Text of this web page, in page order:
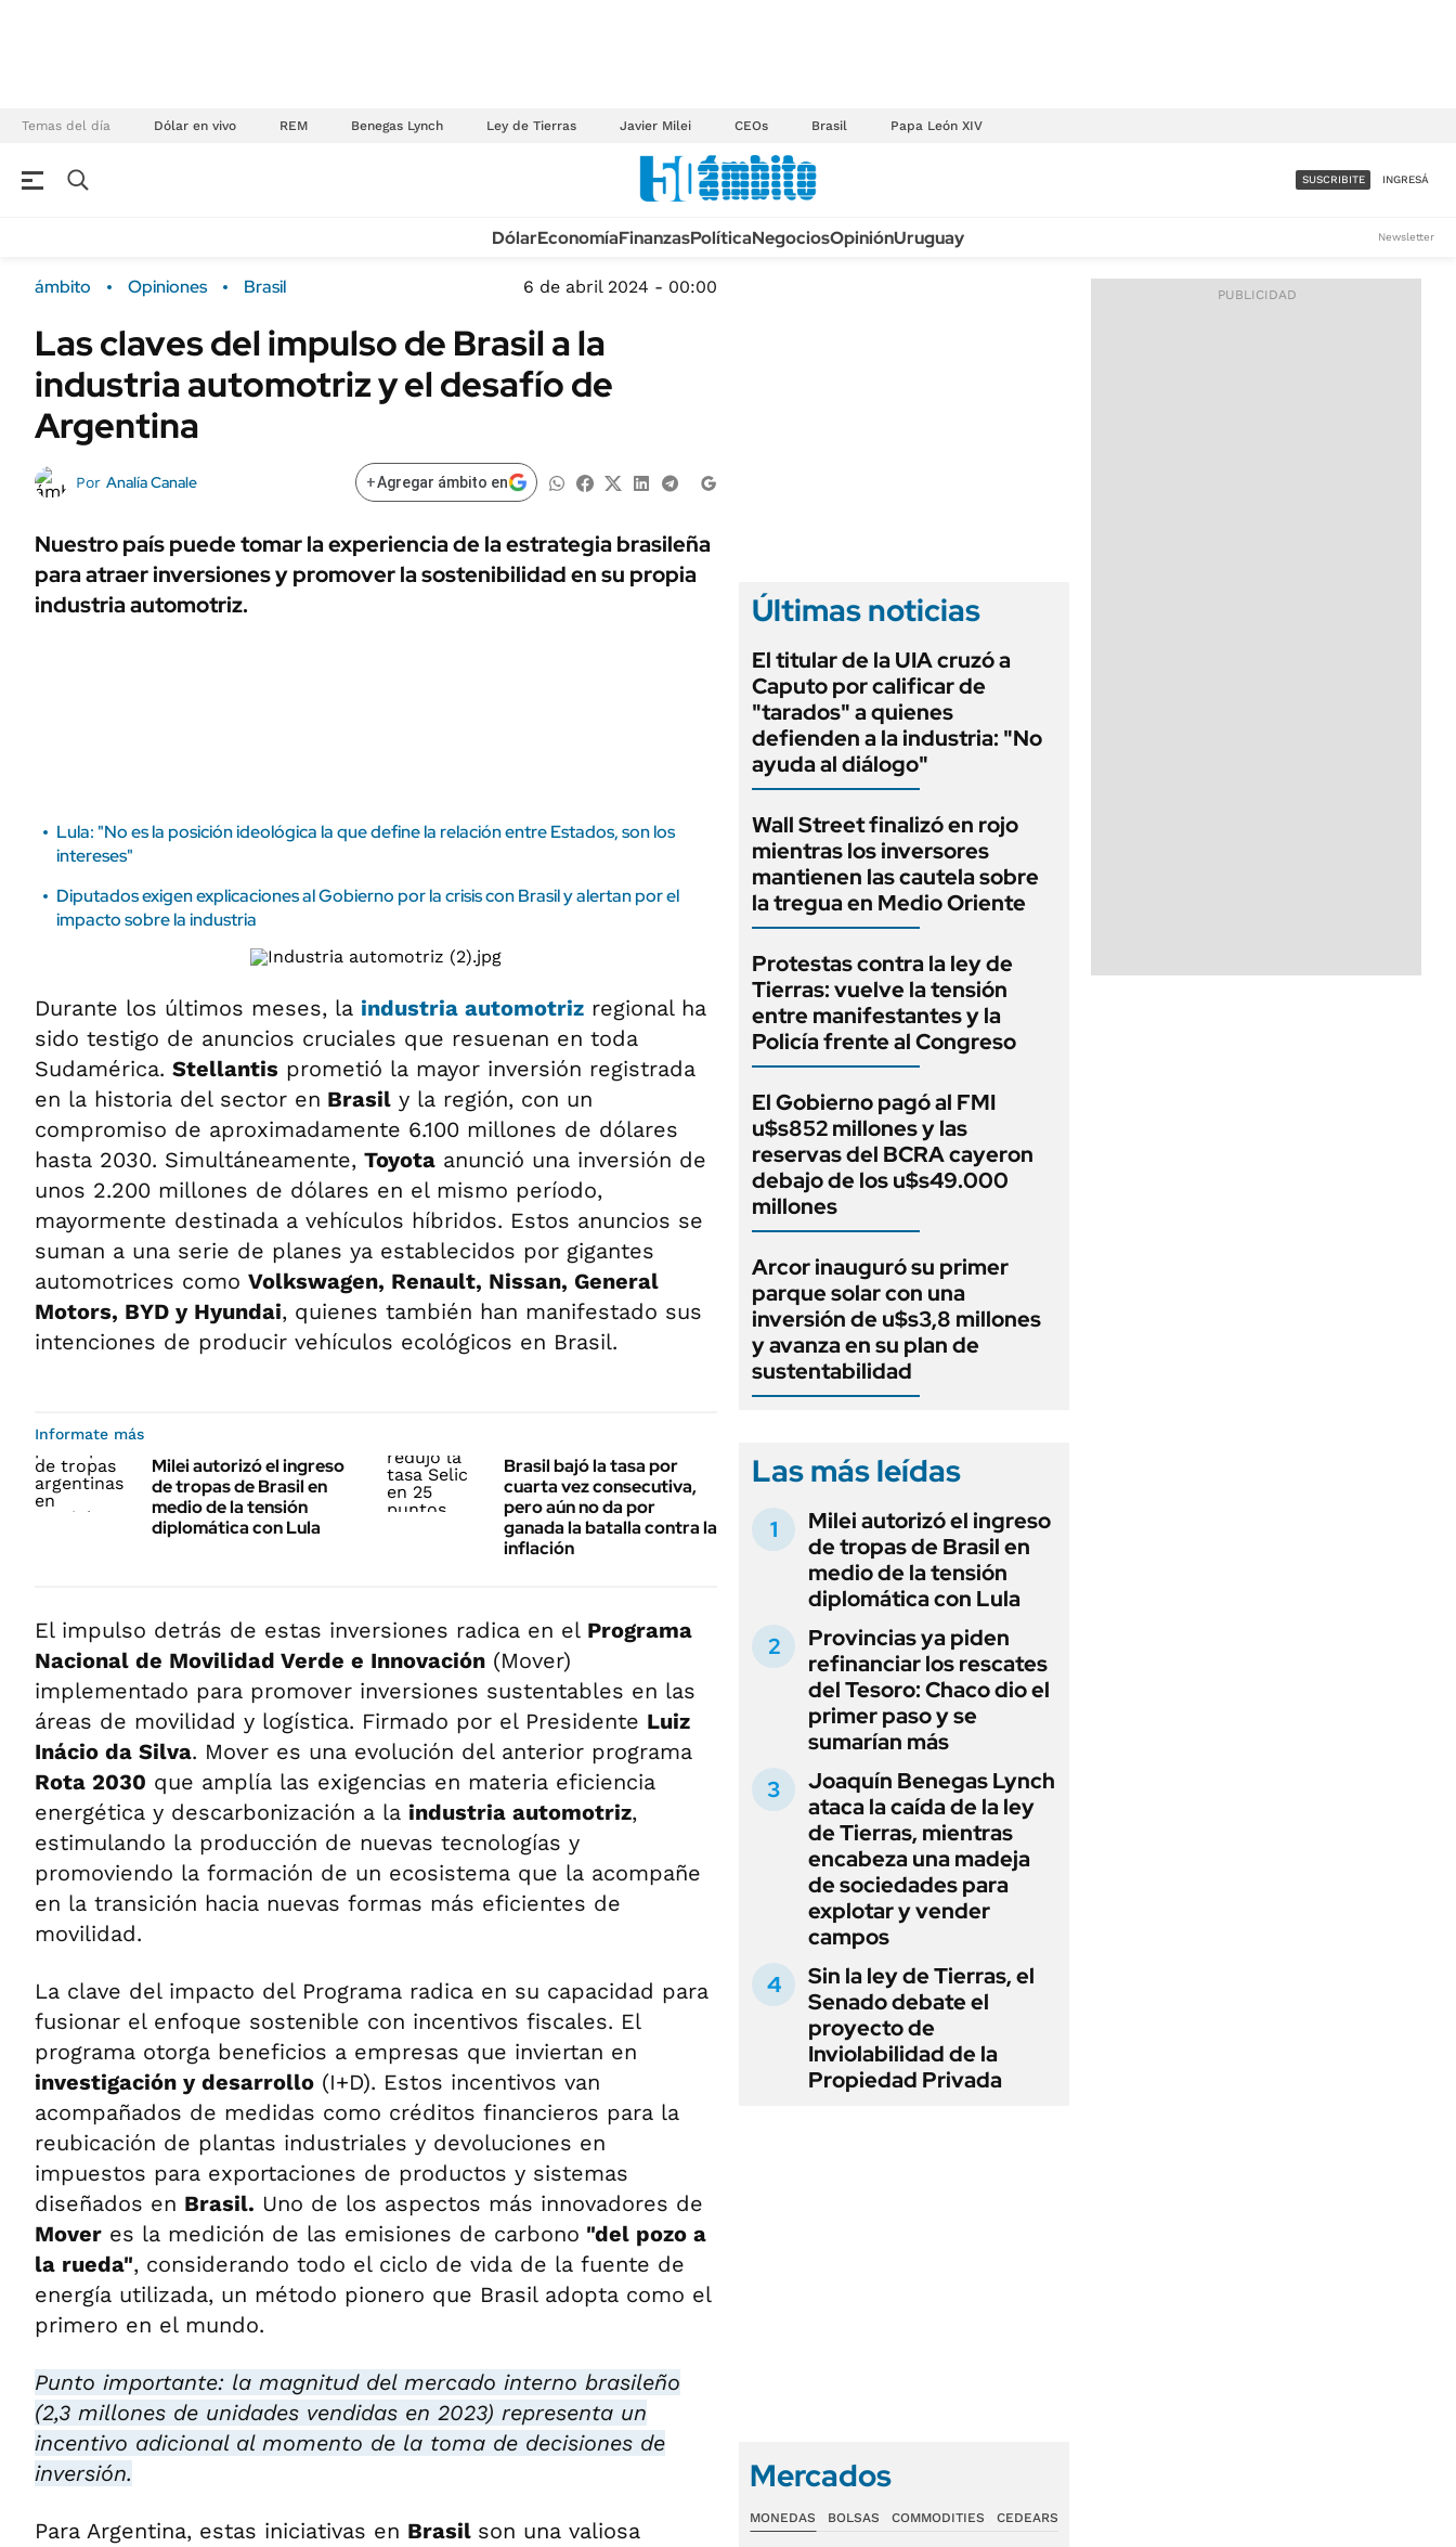
Temas del día Dólar en vivo REM Benegas Lynch Ley de Tierras Javier Milei CEOs Brasil Papa León XIV
Campo
FINANZAS
Dólar
ÁMBITO DEBATE
Sustentabilidad
Seguros
ENERGY REPORT
URUGUAY
TECNOLOGÍA
MÉXICO
MUNDO
INFORMACIÓN GENERAL
AUTOS
ACCESO FULL - $1.800/MES
SUSCRIBITE INGRESÁ
DólarEconomíaFinanzasPolíticaNegociosOpiniónUruguay Newsletter
ámbito Opiniones Brasil 6 de abril 2024 - 00:00
Las claves del impulso de Brasil a la
industria automotriz y el desafío de
Argentina
Por Analía Canale +Agregar ámbito en
Nuestro país puede tomar la experiencia de la estrategia brasileña
para atraer inversiones y promover la sostenibilidad en su propia
industria automotriz.
Lula: "No es la posición ideológica la que define la relación entre Estados, son los
intereses"
Diputados exigen explicaciones al Gobierno por la crisis con Brasil y alertan por el
impacto sobre la industria
Durante los últimos meses, la industria automotriz regional ha
sido testigo de anuncios cruciales que resuenan en toda
Sudamérica. Stellantis prometió la mayor inversión registrada
en la historia del sector en Brasil y la región, con un
compromiso de aproximadamente 6.100 millones de dólares
hasta 2030. Simultáneamente, Toyota anunció una inversión de
unos 2.200 millones de dólares en el mismo período,
mayormente destinada a vehículos híbridos. Estos anuncios se
suman a una serie de planes ya establecidos por gigantes
automotrices como Volkswagen, Renault, Nissan, General
Motors, BYD y Hyundai, quienes también han manifestado sus
intenciones de producir vehículos ecológicos en Brasil.
Informate más
Milei autorizó el ingreso
de tropas de Brasil en
medio de la tensión
diplomática con Lula
Brasil bajó la tasa por
cuarta vez consecutiva,
pero aún no da por
ganada la batalla contra la
inflación
El impulso detrás de estas inversiones radica en el Programa
Nacional de Movilidad Verde e Innovación (Mover)
implementado para promover inversiones sustentables en las
áreas de movilidad y logística. Firmado por el Presidente Luiz
Inácio da Silva. Mover es una evolución del anterior programa
Rota 2030 que amplía las exigencias en materia eficiencia
energética y descarbonización a la industria automotriz,
estimulando la producción de nuevas tecnologías y
promoviendo la formación de un ecosistema que la acompañe
en la transición hacia nuevas formas más eficientes de
movilidad.
La clave del impacto del Programa radica en su capacidad para
fusionar el enfoque sostenible con incentivos fiscales. El
programa otorga beneficios a empresas que inviertan en
investigación y desarrollo (I+D). Estos incentivos van
acompañados de medidas como créditos financieros para la
reubicación de plantas industriales y devoluciones en
impuestos para exportaciones de productos y sistemas
diseñados en Brasil. Uno de los aspectos más innovadores de
Mover es la medición de las emisiones de carbono "del pozo a
la rueda", considerando todo el ciclo de vida de la fuente de
energía utilizada, un método pionero que Brasil adopta como el
primero en el mundo.
Punto importante: la magnitud del mercado interno brasileño
(2,3 millones de unidades vendidas en 2023) representa un
incentivo adicional al momento de la toma de decisiones de
inversión.
Para Argentina, estas iniciativas en Brasil son una valiosa
Últimas noticias
El titular de la UIA cruzó a
Caputo por calificar de
"tarados" a quienes
defienden a la industria: "No
ayuda al diálogo"
Wall Street finalizó en rojo
mientras los inversores
mantienen las cautela sobre
la tregua en Medio Oriente
Protestas contra la ley de
Tierras: vuelve la tensión
entre manifestantes y la
Policía frente al Congreso
El Gobierno pagó al FMI
u$s852 millones y las
reservas del BCRA cayeron
debajo de los u$s49.000
millones
Arcor inauguró su primer
parque solar con una
inversión de u$s3,8 millones
y avanza en su plan de
sustentabilidad
Las más leídas
Milei autorizó el ingreso
de tropas de Brasil en
medio de la tensión
diplomática con Lula
Provincias ya piden
refinanciar los rescates
del Tesoro: Chaco dio el
primer paso y se
sumarían más
Joaquín Benegas Lynch
ataca la caída de la ley
de Tierras, mientras
encabeza una madeja
de sociedades para
explotar y vender
campos
Sin la ley de Tierras, el
Senado debate el
proyecto de
Inviolabilidad de la
Propiedad Privada
Mercados
MONEDAS BOLSAS COMMODITIES CEDEARS